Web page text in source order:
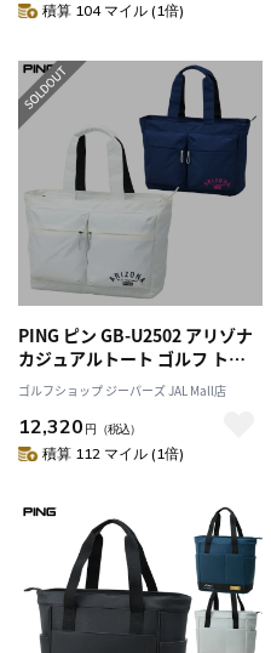
積算 104 マイル (1倍)
PING ピン GB-U2502 アリゾナ
カジュアルトート ゴルフ トー
トバッグ 旅行 スポーツ 2025年
モデル 日本正規品
ゴルフショップ ジーパーズ JAL Mall店
12,320 円 （税込）
積算 112 マイル (1倍)